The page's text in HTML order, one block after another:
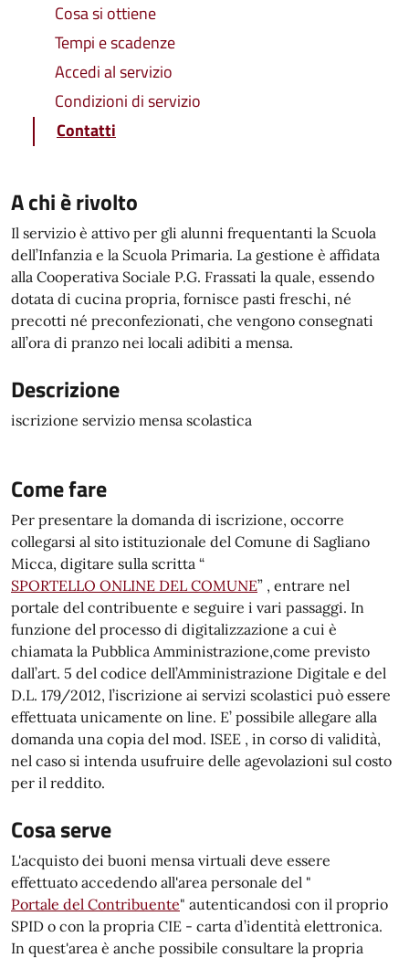
Cosa si ottiene
Tempi e scadenze
Accedi al servizio
Condizioni di servizio
Contatti
A chi è rivolto
Il servizio è attivo per gli alunni frequentanti la Scuola
dell’Infanzia e la Scuola Primaria. La gestione è affidata
alla Cooperativa Sociale P.G. Frassati la quale, essendo
dotata di cucina propria, fornisce pasti freschi, né
precotti né preconfezionati, che vengono consegnati
all’ora di pranzo nei locali adibiti a mensa.
Descrizione
iscrizione servizio mensa scolastica
Come fare
Per presentare la domanda di iscrizione, occorre
collegarsi al sito istituzionale del Comune di Sagliano
Micca, digitare sulla scritta “
SPORTELLO ONLINE DEL COMUNE” , entrare nel
portale del contribuente e seguire i vari passaggi. In
funzione del processo di digitalizzazione a cui è
chiamata la Pubblica Amministrazione,come previsto
dall’art. 5 del codice dell’Amministrazione Digitale e del
D.L. 179/2012, l’iscrizione ai servizi scolastici può essere
effettuata unicamente on line. E’ possibile allegare alla
domanda una copia del mod. ISEE , in corso di validità,
nel caso si intenda usufruire delle agevolazioni sul costo
per il reddito.
Cosa serve
L'acquisto dei buoni mensa virtuali deve essere
effettuato accedendo all'area personale del "
Portale del Contribuente" autenticandosi con il proprio
SPID o con la propria CIE - carta d’identità elettronica.
In quest'area è anche possibile consultare la propria